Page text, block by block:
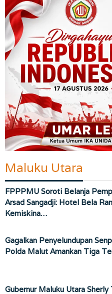
Maluku Utara
FPPPMU Soroti Belanja
Arsad Sangadji: Hotel Bela
Kemiskina…
Gagalkan Penyelundupan
Polda Malut Amankan Tiga
Gubernur Maluku Utara Sherly